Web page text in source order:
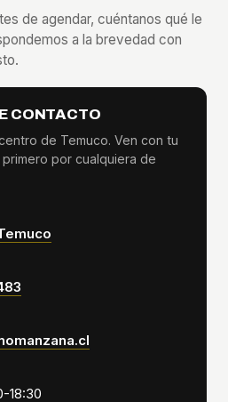
de agendar, cuéntanos qué le
a la brevedad con
CONTACTO
de Temuco. Ven con tu
por cualquiera de
18:30